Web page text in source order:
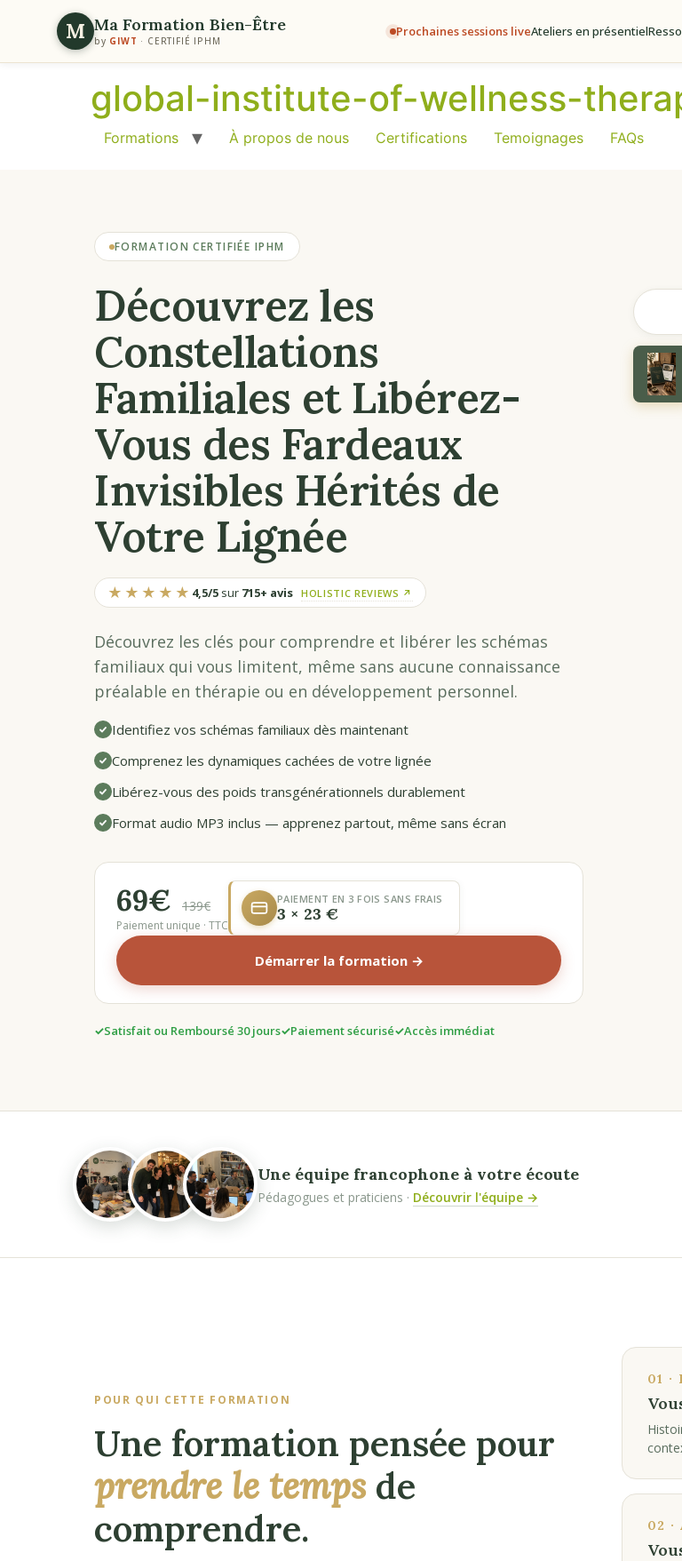
M Ma Formation Bien-Être
by GIWT · CERTIFIÉ IPHM
Prochaines sessions liveAteliers en présentiel
global-institute-of-wellness-
Formations À propos de nous Certifications Temoignages FAQs
FORMATION CERTIFIÉE IPHM
Découvrez les
Constellations
Familiales et Libérez-
Vous des Fardeaux
Invisibles Hérités de
Votre Lignée
★★★★★ 4,5/5 sur 715+ avis HOLISTIC REVIEWS ↗
Découvrez les clés pour comprendre et libérer les schémas
familiaux qui vous limitent, même sans aucune connaissance
préalable en thérapie ou en développement personnel.
Identifiez vos schémas familiaux dès maintenant
Comprenez les dynamiques cachées de votre lignée
Libérez-vous des poids transgénérationnels durablement
Format audio MP3 inclus — apprenez partout, même sans écran
69€ 139€
Paiement unique · TTC
PAIEMENT EN 3 FOIS SANS FRAIS
3 × 23 €
Démarrer la formation →
Satisfait ou Remboursé 30 jours Paiement sécurisé Accès immédiat
Une équipe francophone à votre écoute
Pédagogues et praticiens · Découvrir l'équipe →
POUR QUI CETTE FORMATION
Une formation pensée pour
prendre le temps de
comprendre.
01 ·
02 ·